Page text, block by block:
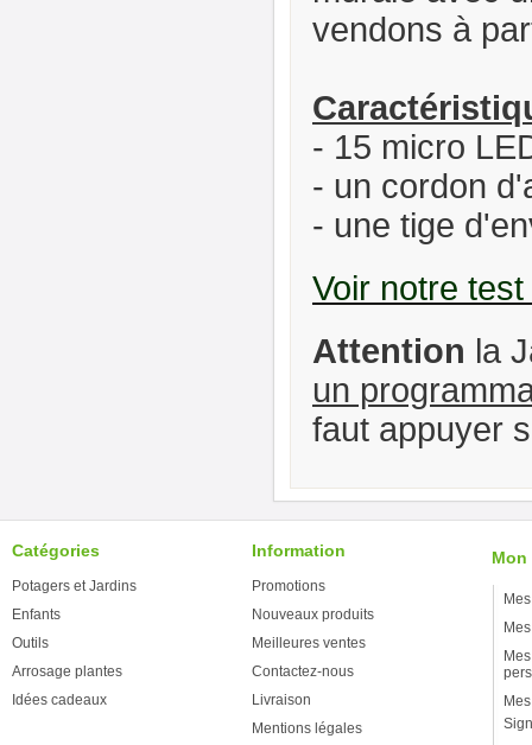
vendons à
- 15 micro
- un cordon
- une tige
Voir notre
Attention la
un
faut appuyer
Catégories
Potagers et Jardins
Enfants
Outils
Arrosage plantes
Idées cadeaux
Information
Promotions
Nouveaux produits
Meilleures ventes
Contactez-nous
Livraison
Mentions légales
Mon